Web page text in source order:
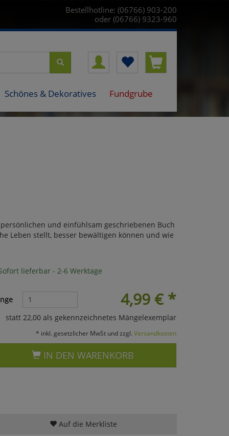
Bestellhotline: (06766) 903-200
oder (06766) 9323-960
Schönes & Dekoratives Fundgrube
und einfühlsam geschriebenen Buch
Leben stellt, besser bewältigen können und wie
lieferbar - 2-6 Werktage
4,99 €*
statt 22,00 als gekennzeichnetes Mängelexemplar
* inkl. gesetzlicher MwSt und zzgl. Versandkosten
IN DEN WARENKORB
Auf die Merkliste